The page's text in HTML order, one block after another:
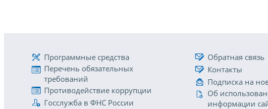
Программные средства
Перечень обязательных
требований
Противодействие коррупции
Госслужба в ФНС России
Обратная связь
Контакты
Подписка на
Об
информации